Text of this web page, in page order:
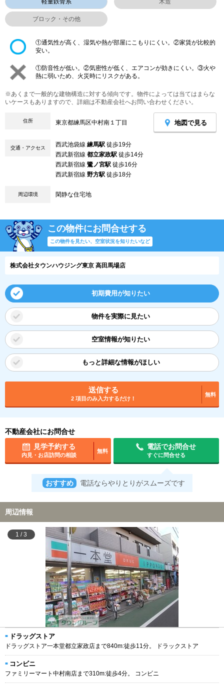
軽量鉄骨系 木造
ブロック・その他
①通気性が高く、湿気や熱が部屋にこもりにくい。②家賃が比較的
安い。
①防音性が低い。②気密性が低く、エアコンが効きにくい。③火や
熱に弱いため、火災時にリスクがある。
※あくまで一般的な建物構造に対する傾向です。物件によっては当てはまらな
いケースもありますので、詳細は不動産会社へお問い合わせください。
住所 東京都練馬区中村南１丁目 地図で見る
交通・アクセス 西武池袋線 練馬駅 徒歩19分
西武新宿線 都立家政駅 徒歩14分
西武新宿線 鷺ノ宮駅 徒歩16分
西武新宿線 野方駅 徒歩18分
周辺環境 閑静な住宅地
この物件にお問合せする
この物件を見たい、空室状況を知りたいなど
株式会社タウンハウジング東京 高田馬場店
初期費用が知りたい
物件を実際に見たい
空室情報が知りたい
もっと詳細な情報がほしい
送信する
2 項目のみ入力するだけ！
無料
不動産会社にお問合せ
見学予約する
内見・お店訪問の相談
無料
電話でお問合せ
すぐに問合せる
おすすめ 電話ならやりとりがスムーズです
周辺情報
1 /3
ドラッグストア
ドラッグストア一本堂都立家政店まで840m:徒歩11分。 ドラックストア
コンビニ
ファミリーマート中村南店まで310m:徒歩4分。 コンビニ